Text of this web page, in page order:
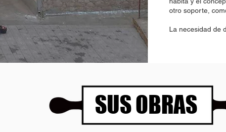
otro soporte,
La necesidad de
SUS OBRAS